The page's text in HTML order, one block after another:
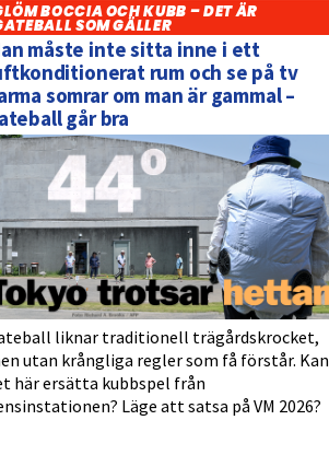
BOCCIA OCH KUBB – DET ÄR
SOM GÄLLER
måste inte sitta inne i ett
rum och se på tv
somrar om man är gammal –
går bra
liknar traditionell trägårdskrocket,
utan krångliga regler som få förstår. Kan
här ersätta kubbspel från
Läge att satsa på VM 2026?